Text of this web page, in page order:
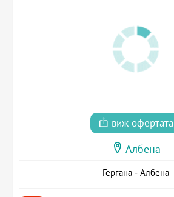
виж офертата
Албена
Гергана - Албена